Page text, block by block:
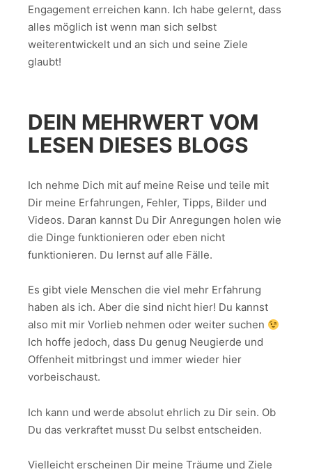
Engagement erreichen kann. Ich habe gelernt, dass
alles möglich ist wenn man sich selbst
weiterentwickelt und an sich und seine Ziele
glaubt!
DEIN MEHRWERT VOM
LESEN DIESES BLOGS
Ich nehme Dich mit auf meine Reise und teile mit
Dir meine Erfahrungen, Fehler, Tipps, Bilder und
Videos. Daran kannst Du Dir Anregungen holen wie
die Dinge funktionieren oder eben nicht
funktionieren. Du lernst auf alle Fälle.
Es gibt viele Menschen die viel mehr Erfahrung
haben als ich. Aber die sind nicht hier! Du kannst
also mit mir Vorlieb nehmen oder weiter suchen
Ich hoffe jedoch, dass Du genug Neugierde und
Offenheit mitbringst und immer wieder hier
vorbeischaust.
Ich kann und werde absolut ehrlich zu Dir sein. Ob
Du das verkraftet musst Du selbst entscheiden.
Vielleicht erscheinen Dir meine Träume und Ziele